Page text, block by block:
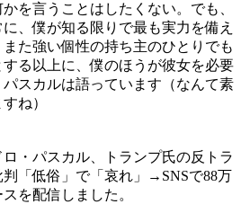
を言うことはしたくない。でも、
、僕が知る限りで最も実力を備え
た強い個性の持ち主のひとりでも
る以上に、僕のほうが彼女を必要
スカルは語っています（なんて素
ね）
・パスカル、トランプ氏の反トラ
「低俗」で「哀れ」→SNSで88万
を配信しました。